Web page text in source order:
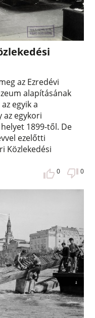
az Ezredévi
alapításának
egyik a
az egykori
1899-től. De
ezelőtti
Közlekedési
0 0